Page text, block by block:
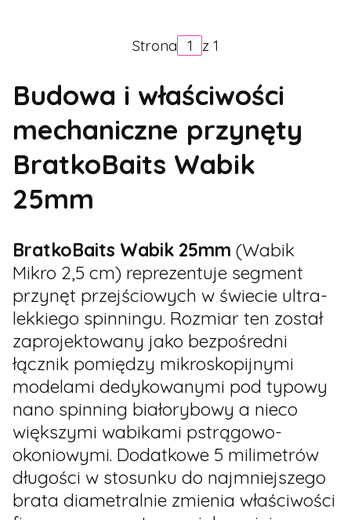
Strona z 1
Budowa i właściwości
mechaniczne przynęty
BratkoBaits Wabik
25mm
BratkoBaits Wabik 25mm (Wabik
Mikro 2,5 cm) reprezentuje segment
przynęt przejściowych w świecie ultra-
lekkiego spinningu. Rozmiar ten został
zaprojektowany jako bezpośredni
łącznik pomiędzy mikroskopijnymi
modelami dedykowanymi pod typowy
nano spinning białorybowy a nieco
większymi wabikami pstrągowo-
okoniowymi. Dodatkowe 5 milimetrów
długości w stosunku do najmniejszego
brata diametralnie zmienia właściwości